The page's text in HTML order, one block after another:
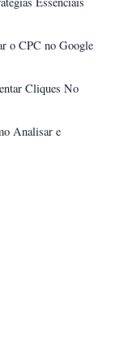
o CPC no Google
Cliques No
Analisar e